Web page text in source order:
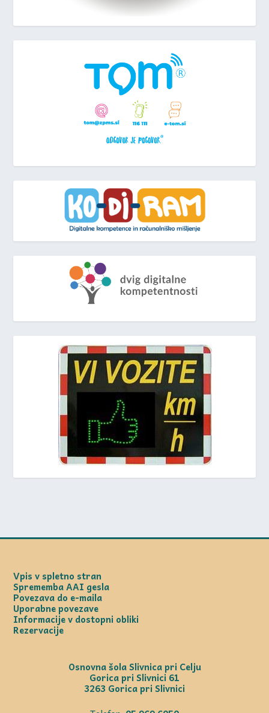
Vpis v spletno stran
Sprememba AAI gesla
Povezava do e-maila
Uporabne povezave
Informacije v dostopni obliki
Rezervacije
Osnovna šola Slivnica pri Celju
Gorica pri Slivnici 61
3263 Gorica pri Slivnici